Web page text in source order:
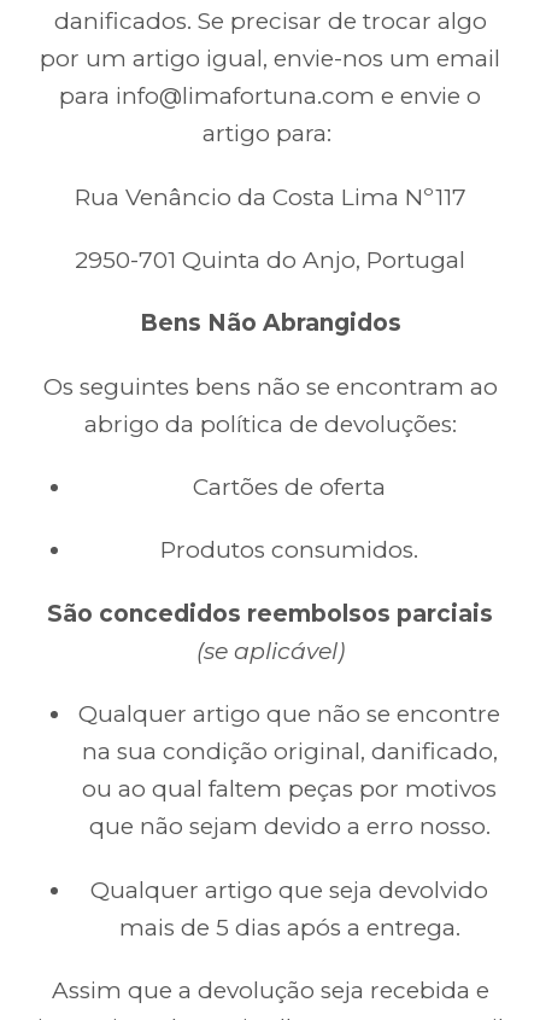
danificados. Se precisar de trocar algo
por um artigo igual, envie-nos um email
para info@limafortuna.com e envie o
artigo para:
Rua Venâncio da Costa Lima Nº117
2950-701 Quinta do Anjo, Portugal
Bens Não Abrangidos
Os seguintes bens não se encontram ao
abrigo da política de devoluções:
Cartões de oferta
Produtos consumidos.
São concedidos reembolsos parciais
(se aplicável)
Qualquer artigo que não se encontre
na sua condição original, danificado,
ou ao qual faltem peças por motivos
que não sejam devido a erro nosso.
Qualquer artigo que seja devolvido
mais de 5 dias após a entrega.
Assim que a devolução seja recebida e